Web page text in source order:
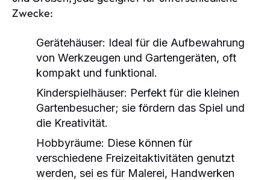
Zwecke:
Gerätehäuser: Ideal für die Aufbewahrung
von Werkzeugen und Gartengeräten, oft
kompakt und funktional.
Kinderspielhäuser: Perfekt für die kleinen
Gartenbesucher; sie fördern das Spiel und
die Kreativität.
Hobbyräume: Diese können für
verschiedene Freizeitaktivitäten genutzt
werden, sei es für Malerei, Handwerken